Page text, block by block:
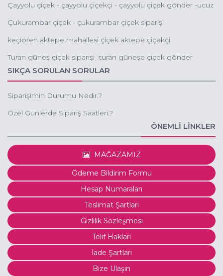
Çayyolu çiçek - çayyolu çiçekçi - çayyolu çiçek gönder -ucuz
Çukurambar çiçek - çukurambar çiçek siparişi
keçiören aktepe mahallesi çiçek aktepe çiçekçi
Turan güneş çiçek siparişi -turan güneşe çiçek gönder
SIKÇA SORULAN SORULAR
Siparişimin Durumu Nedir.?
Özel Günlerde Sipariş Saatleri.?
ÖNEMLİ LİNKLER
MAĞAZAMIZ
Ödeme Bildirim Formu
Hesap Numaraları
Teslimat Şartları
Gizlilik Sözleşmesi
Telif Hakları
İade Şartları
Bize Ulaşın